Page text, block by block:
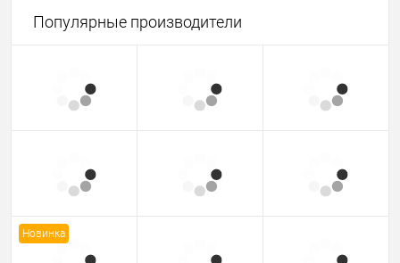
Популярные производители
Новинка